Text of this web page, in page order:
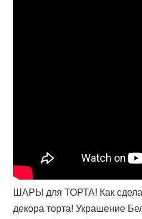
ШАРЫ для ТОРТА! Как
декора торта! Украшение